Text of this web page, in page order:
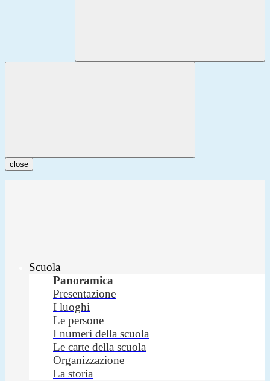
close
Scuola
Panoramica
Presentazione
I luoghi
Le persone
I numeri della scuola
Le carte della scuola
Organizzazione
La storia